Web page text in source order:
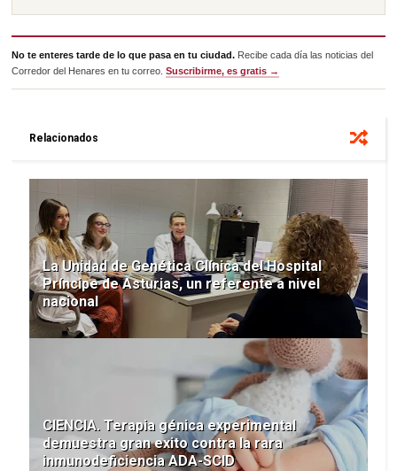
No te enteres tarde de lo que pasa en tu ciudad. Recibe cada día las noticias del
Corredor del Henares en tu correo.Suscribirme, es gratis →
Relacionados
La Unidad de Genética Clínica del Hospital
Príncipe de Asturias, un referente a nivel
nacional
CIENCIA. Terapia génica experimental
demuestra gran exito contra la rara
inmunodeficiencia ADA-SCID